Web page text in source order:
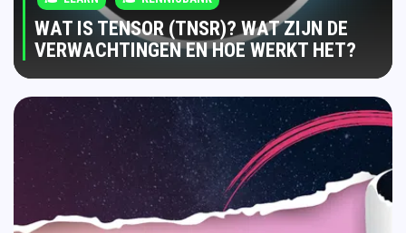
WAT IS TENSOR (TNSR)? WAT ZIJN DE
VERWACHTINGEN EN HOE WERKT HET?